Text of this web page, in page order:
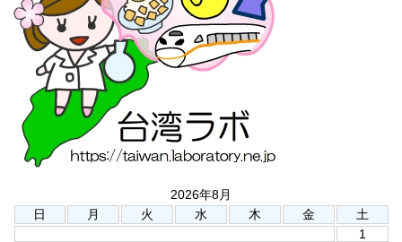
2026年8月
日
月 火 水 木 金
土
1